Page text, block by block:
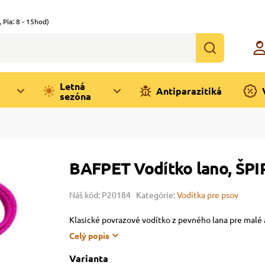
, Pia: 8 - 15hod)
Letná
sezóna
Antiparazitiká
BAFPET Vodítko lano,
Náš kód: P20184 Kategórie:Vodítka pre psov
Klasické povrazové vodítko z pevného lana pre
Celý popis
Varianta